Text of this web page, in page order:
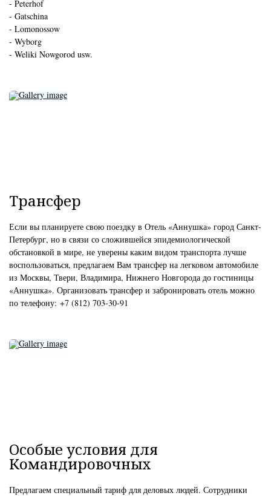
- Peterhof
- Gatschina
- Lomonossow
- Wyborg
- Weliki Nowgorod usw.
Трансфер
Если вы планируете свою поездку в Отель «Аннушка» город Санкт-
Петербург, но в связи со сложившейся эпидемиологической
обстановкой в мире, не уверены каким видом транспорта лучше
воспользоваться, предлагаем Вам трансфер на легковом автомобиле
из Москвы, Твери, Владимира, Нижнего Новгорода до гостиницы
«Аннушка». Организовать трансфер и забронировать отель можно
по телефону: +7 (812) 703-30-91
Особые условия для
Командировочных
Предлагаем специальный тариф для деловых людей. Сотрудники